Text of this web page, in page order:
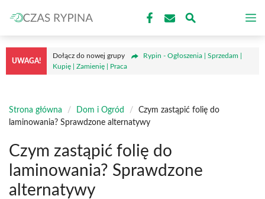
do
treści
UWAGA!
Dołącz do nowej grupy
Rypin - Ogłoszenia | Sprzedam |
Kupię | Zamienię | Praca
Strona główna / Dom i Ogród /
Czym zastąpić folię do
laminowania? Sprawdzone alternatywy
Czym zastąpić folię do
laminowania? Sprawdzone
alternatywy